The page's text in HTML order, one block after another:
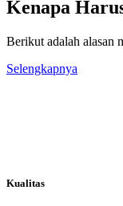
Kenapa
Berikut adalah alasan
Selengkapnya
Kualitas